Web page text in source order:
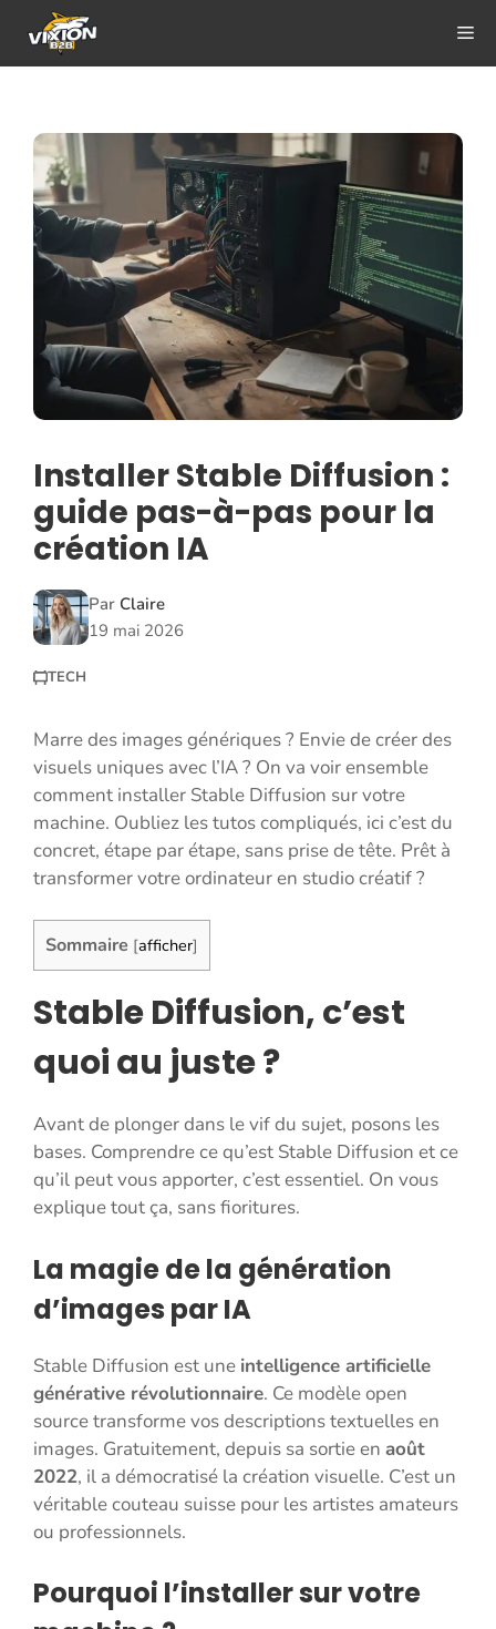
contenu
Installer Stable Diffusion :
guide pas-à-pas pour la
création IA
Par Claire
19 mai 2026
TECH
Marre des images génériques ? Envie de créer des
visuels uniques avec l’IA ? On va voir ensemble
comment installer Stable Diffusion sur votre
machine. Oubliez les tutos compliqués, ici c’est du
concret, étape par étape, sans prise de tête. Prêt à
transformer votre ordinateur en studio créatif ?
Sommaire [afficher]
Stable Diffusion, c’est
quoi au juste ?
Avant de plonger dans le vif du sujet, posons les
bases. Comprendre ce qu’est Stable Diffusion et ce
qu’il peut vous apporter, c’est essentiel. On vous
explique tout ça, sans fioritures.
La magie de la génération
d’images par IA
Stable Diffusion est une intelligence artificielle
générative révolutionnaire. Ce modèle open
source transforme vos descriptions textuelles en
images. Gratuitement, depuis sa sortie en août
2022, il a démocratisé la création visuelle. C’est un
véritable couteau suisse pour les artistes amateurs
ou professionnels.
Pourquoi l’installer sur votre